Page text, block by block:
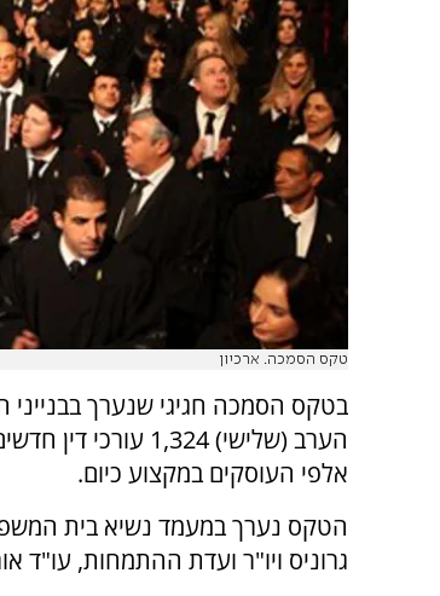
טקס הסמכה. ארכיון
בטקס הסמכה חגיגי שנערך בבנייני
הערב (שלישי) 1,324
אלפי העוסקים במקצוע כיום.
הטקס נערך במעמד נשיא בית
גרוניס ויו"ר ועדת ההתמחות, עו"ד